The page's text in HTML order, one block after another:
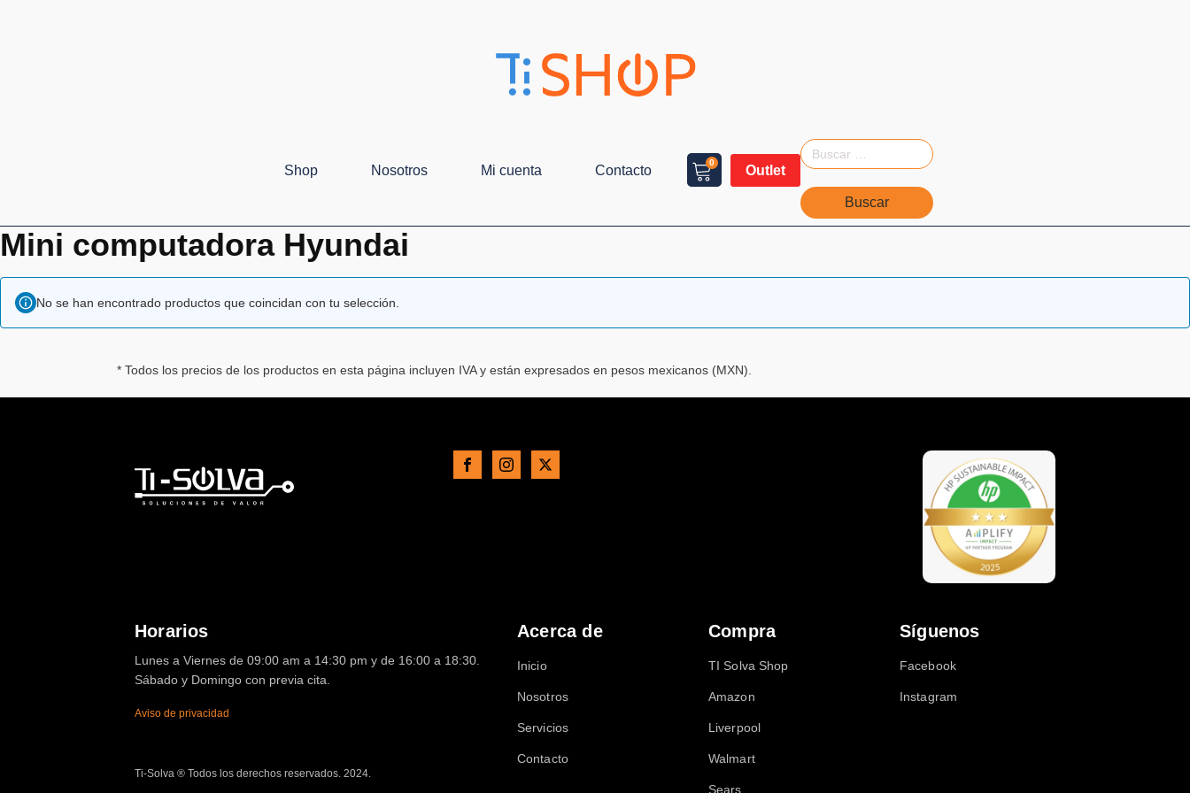
Shop Nosotros Mi cuenta Contacto
0
Outlet
Mini computadora Hyundai
No se han encontrado productos que coincidan con tu selección.
* Todos los precios de los productos en esta página incluyen IVA y están expresados en pesos mexicanos (MXN).
Horarios
Lunes a Viernes de 09:00 am a 14:30 pm y de 16:00 a 18:30.
Sábado y Domingo con previa cita.
Aviso de privacidad
Ti-Solva ® Todos los derechos reservados. 2024.
Acerca de
Inicio
Nosotros
Servicios
Contacto
Compra
TI Solva Shop
Amazon
Liverpool
Walmart
Sears
Síguenos
Facebook
Instagram